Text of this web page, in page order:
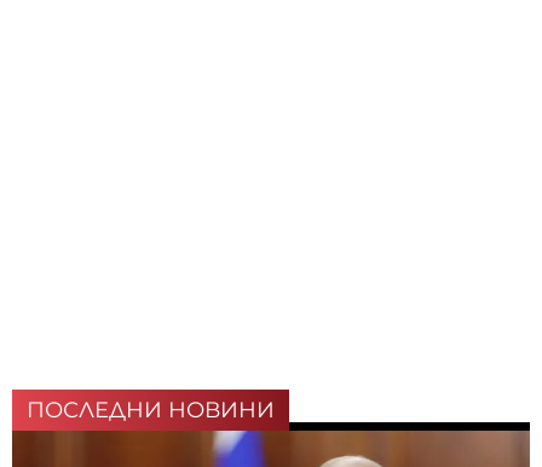
ПОСЛЕДНИ НОВИНИ